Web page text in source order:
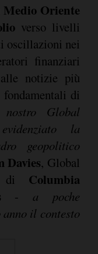
Medio Oriente
verso livelli
oscillazioni nei
finanziari
notizie più
di
nostro Global
la
geopolitico
Davies, Global
di Columbia
- a poche
il contesto